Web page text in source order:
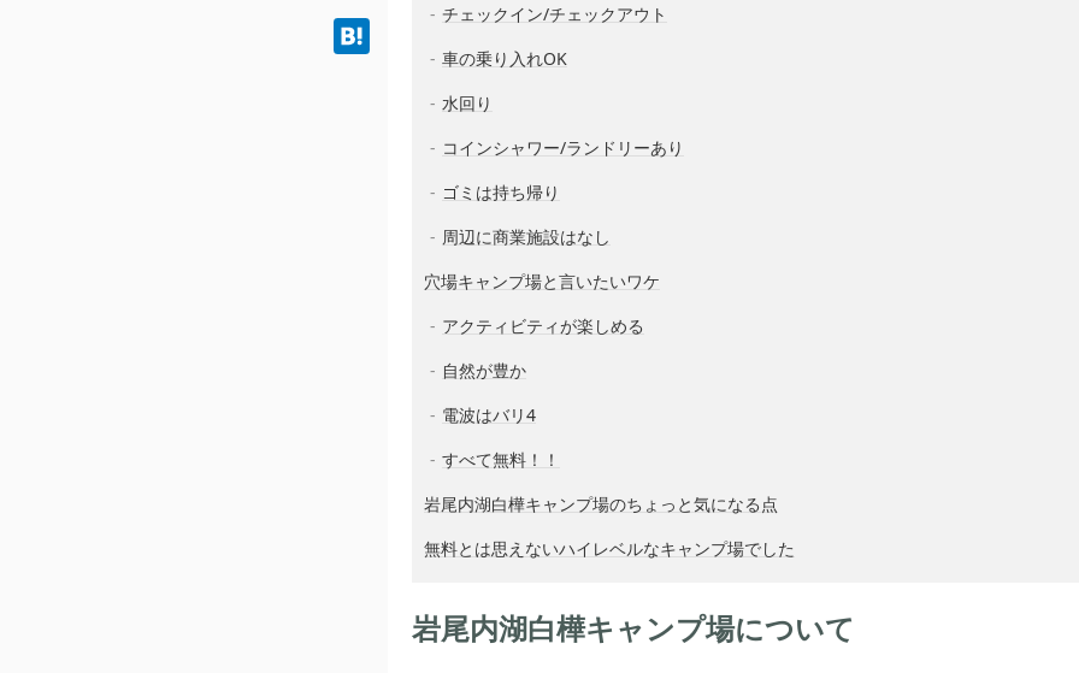
チェックイン/チェックアウト
車の乗り入れOK
水回り
コインシャワー/ランドリーあり
ゴミは持ち帰り
周辺に商業施設はなし
穴場キャンプ場と言いたいワケ
アクティビティが楽しめる
自然が豊か
電波はバリ4
すべて無料！！
岩尾内湖白樺キャンプ場のちょっと気になる点
無料とは思えないハイレベルなキャンプ場でした
岩尾内湖白樺キャンプ場について
hat
ena